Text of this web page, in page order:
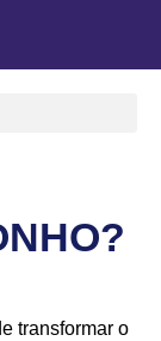
transformar o